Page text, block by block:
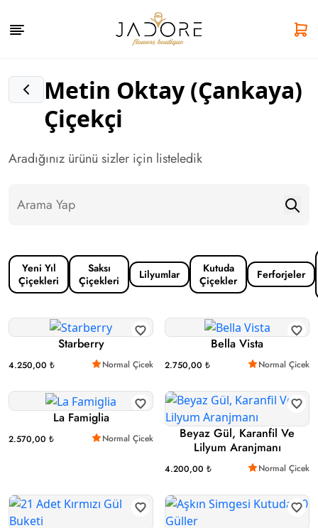
Metin Oktay (Çankaya)
Çiçekçi
Aradığınız ürünü sizler için listeledik
Yeni Yıl
Çiçekleri
Saksı
Çiçekleri
Lilyumlar
Kutuda
Çiçekler
Ferforjeler
Starberry
4.250,00 ₺ Normal Çicek
Bella Vista
2.750,00 ₺ Normal Çicek
La Famiglia
2.570,00 ₺ Normal Çicek
Beyaz Gül, Karanfil Ve
Lilyum Aranjmanı
4.200,00 ₺ Normal Çicek